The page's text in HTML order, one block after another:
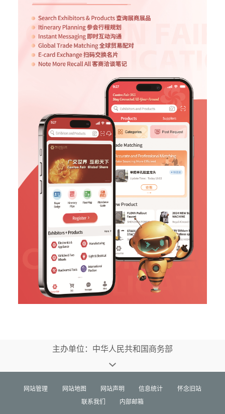
主办单位：中华人民共和国商务部
网站管理 网站地图 网站声明 信息统计
怀念旧站
联系我们
内部邮箱